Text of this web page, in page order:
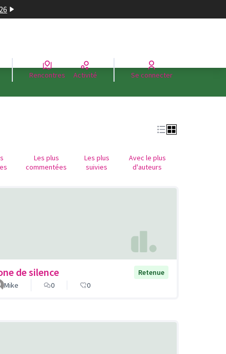
Rencontres Activité Se connecter
Les plus
commentées
Les plus
suivies
Avec le plus
d'auteurs
de silence
Retenue
Mike
0 0